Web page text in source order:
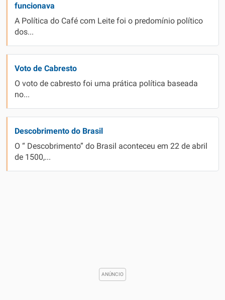
funcionava
A Política do Café com Leite foi o predomínio político
dos...
Voto de Cabresto
O voto de cabresto foi uma prática política baseada
no...
Descobrimento do Brasil
O “ Descobrimento” do Brasil aconteceu em 22 de abril
de 1500,...